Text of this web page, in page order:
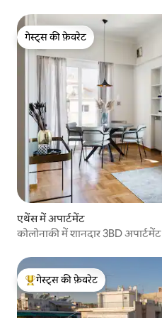
गेस्ट्स की फ़ेवरेट
गेस्ट्स की फ़ेवरेट
एथेंस में अपार्टमेंट
कोलोनाकी में शानदार 3BD अपार्टमेंट
गेस्ट्स का टॉप फ़ेवरेट
गेस्ट्स की फ़ेवरेट